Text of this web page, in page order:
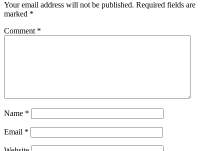
Your email address will not be published. Required fields are
marked *
Comment *
Name *
Email *